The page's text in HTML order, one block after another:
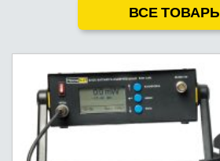
ВСЕ ТОВАРЫ